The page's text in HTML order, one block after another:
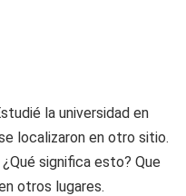
la universidad en
localizaron en otro sitio.
significa esto? Que
otros lugares.